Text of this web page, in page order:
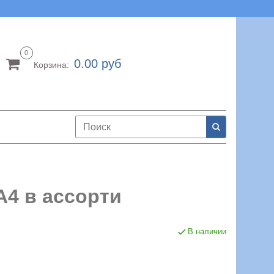
0
Корзина: 0.00 руб
в ассорти
В наличии